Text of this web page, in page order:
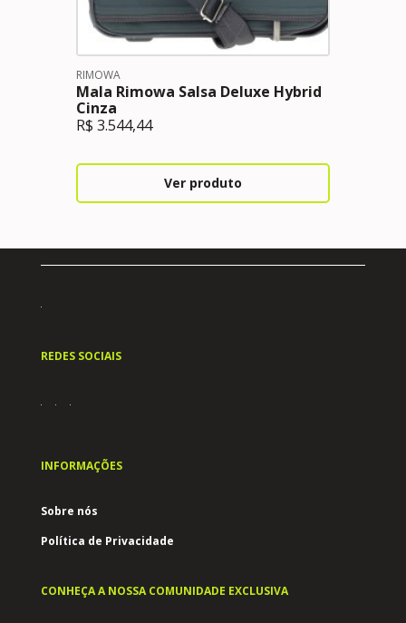
RIMOWA
Mala Rimowa Salsa Deluxe Hybrid
Cinza
R$ 3.544,44
Ver produto
REDES SOCIAIS
INFORMAÇÕES
Sobre nós
Política de Privacidade
CONHEÇA A NOSSA COMUNIDADE EXCLUSIVA